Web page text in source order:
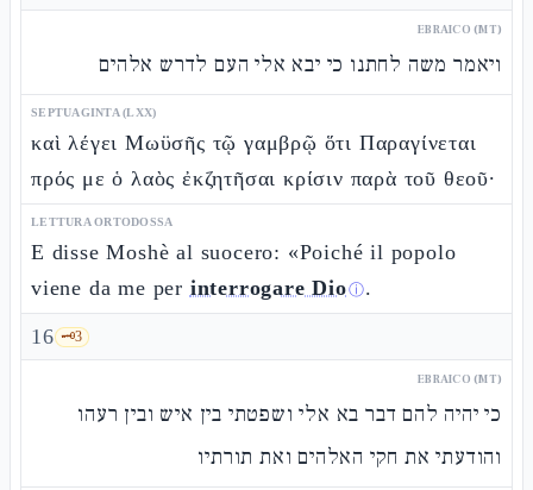
EBRAICO (MT)
ויאמר משה לחתנו כי יבא אלי העם לדרש אלהים
SEPTUAGINTA (LXX)
καὶ λέγει Μωϋσῆς τῷ γαμβρῷ ὅτι Παραγίνεται
πρός με ὁ λαὸς ἐκζητῆσαι κρίσιν παρὰ τοῦ θεοῦ·
LETTURA ORTODOSSA
E disse Moshè al suocero: «Poiché il popolo
viene da me per interrogare Dioⓘ.
16 🗝️3
EBRAICO (MT)
כי יהיה להם דבר בא אלי ושפטתי בין איש ובין רעהו
והודעתי את חקי האלהים ואת תורתיו